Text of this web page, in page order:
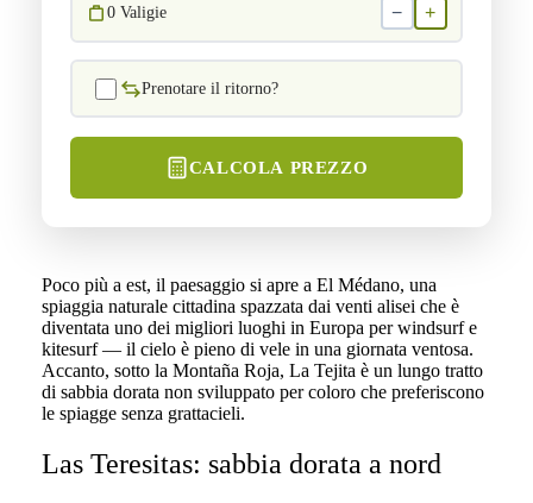
0 Valigie − +
Prenotare il ritorno?
CALCOLA PREZZO
Poco più a est, il paesaggio si apre a El Médano, una
spiaggia naturale cittadina spazzata dai venti alisei che è
diventata uno dei migliori luoghi in Europa per windsurf e
kitesurf — il cielo è pieno di vele in una giornata ventosa.
Accanto, sotto la Montaña Roja, La Tejita è un lungo tratto
di sabbia dorata non sviluppato per coloro che preferiscono
le spiagge senza grattacieli.
Las Teresitas: sabbia dorata a nord